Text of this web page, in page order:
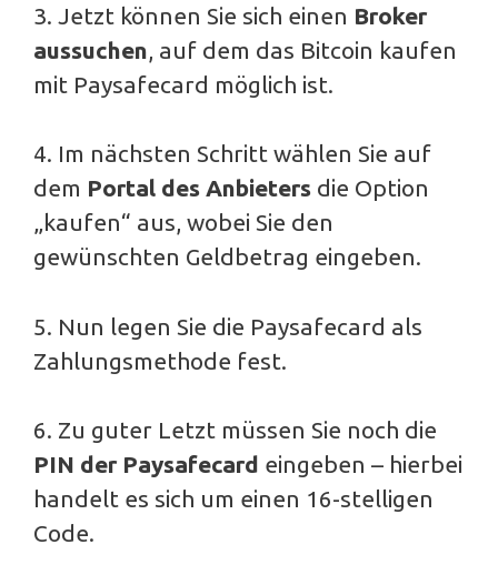
3. Jetzt können Sie sich einen Broker
aussuchen , auf dem das Bitcoin kaufen
mit Paysafecard möglich ist.
4. Im nächsten Schritt wählen Sie auf
dem Portal des Anbieters die Option
„kaufen“ aus, wobei Sie den
gewünschten Geldbetrag eingeben.
5. Nun legen Sie die Paysafecard als
Zahlungsmethode fest.
6. Zu guter Letzt müssen Sie noch die
PIN der Paysafecard eingeben – hierbei
handelt es sich um einen 16-stelligen
Code.